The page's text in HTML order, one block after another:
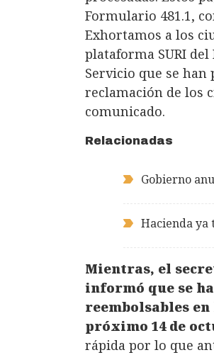
Formulario 481.1,
Exhortamos a los
plataforma SURI
Servicio que se
reclamación de los
comunicado.
Relacionadas
Gobierno
Hacienda ya
Mientras, el
informó que se
reembolsables
próximo 14 de
rápida por lo que